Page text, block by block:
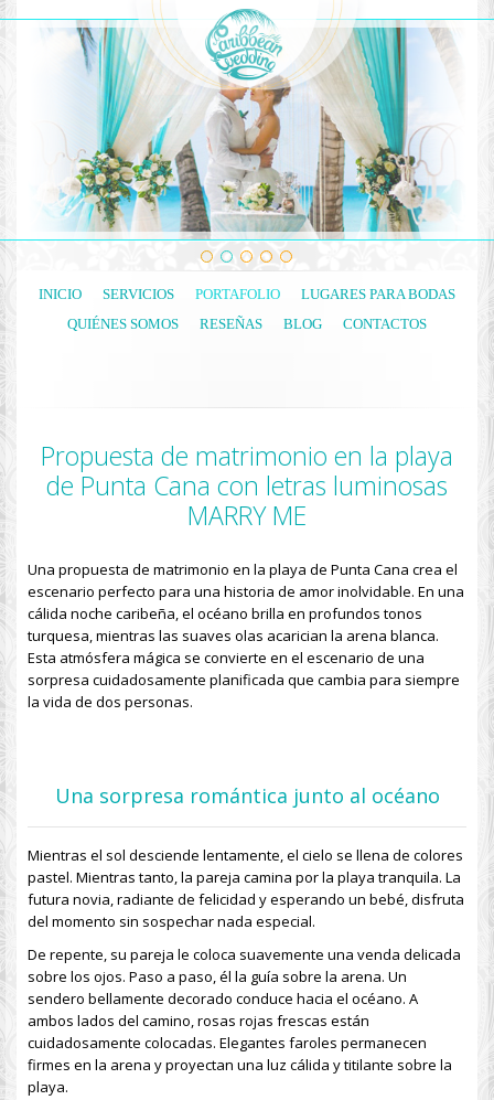
INICIO SERVICIOS PORTAFOLIO
LUGARES PARA BODAS
QUIÉNES SOMOS
RESEÑAS BLOG CONTACTOS
Propuesta de matrimonio en la playa
de Punta Cana con letras luminosas
MARRY ME
Una propuesta de matrimonio en la playa de Punta Cana crea el
escenario perfecto para una historia de amor inolvidable. En una
cálida noche caribeña, el océano brilla en profundos tonos
turquesa, mientras las suaves olas acarician la arena blanca.
Esta atmósfera mágica se convierte en el escenario de una
sorpresa cuidadosamente planificada que cambia para siempre
la vida de dos personas.
Una sorpresa romántica junto al océano
Mientras el sol desciende lentamente, el cielo se llena de colores
pastel. Mientras tanto, la pareja camina por la playa tranquila. La
futura novia, radiante de felicidad y esperando un bebé, disfruta
del momento sin sospechar nada especial.
De repente, su pareja le coloca suavemente una venda delicada
sobre los ojos. Paso a paso, él la guía sobre la arena. Un
sendero bellamente decorado conduce hacia el océano. A
ambos lados del camino, rosas rojas frescas están
cuidadosamente colocadas. Elegantes faroles permanecen
firmes en la arena y proyectan una luz cálida y titilante sobre la
playa.